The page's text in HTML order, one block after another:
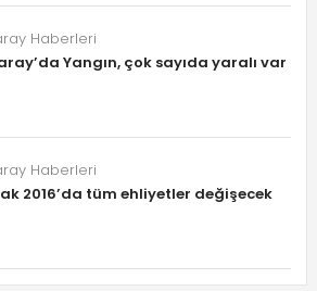
Haberleri
Yangın, çok sayıda yaralı var
Haberleri
2016’da tüm ehliyetler değişecek